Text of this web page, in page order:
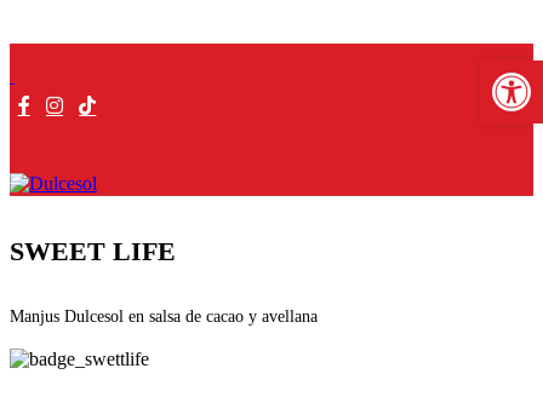
SWEET LIFE
Manjus Dulcesol en salsa de cacao y avellana
Abrir